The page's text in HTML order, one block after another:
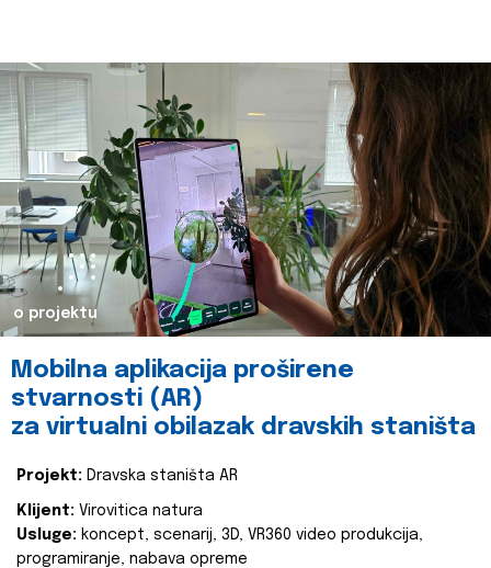
o projektu
Mobilna aplikacija proširene
stvarnosti (AR)
za virtualni obilazak dravskih staništa
Projekt: Dravska staništa AR
Klijent: Virovitica natura
Usluge: koncept, scenarij, 3D, VR360 video produkcija,
programiranje, nabava opreme